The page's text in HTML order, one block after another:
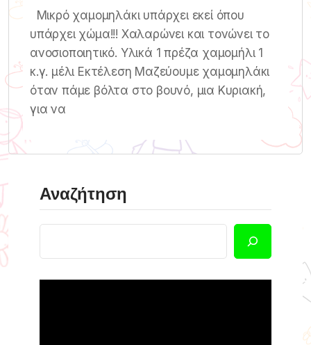
Μικρό χαμομηλάκι υπάρχει εκεί όπου
υπάρχει χώμα!!! Χαλαρώνει και τονώνει το
ανοσιοποιητικό. Υλικά 1 πρέζα χαμομήλι 1
κ.γ. μέλι Εκτέλεση Μαζεύουμε χαμομηλάκι
όταν πάμε βόλτα στο βουνό, μια Κυριακή,
για να
Αναζήτηση